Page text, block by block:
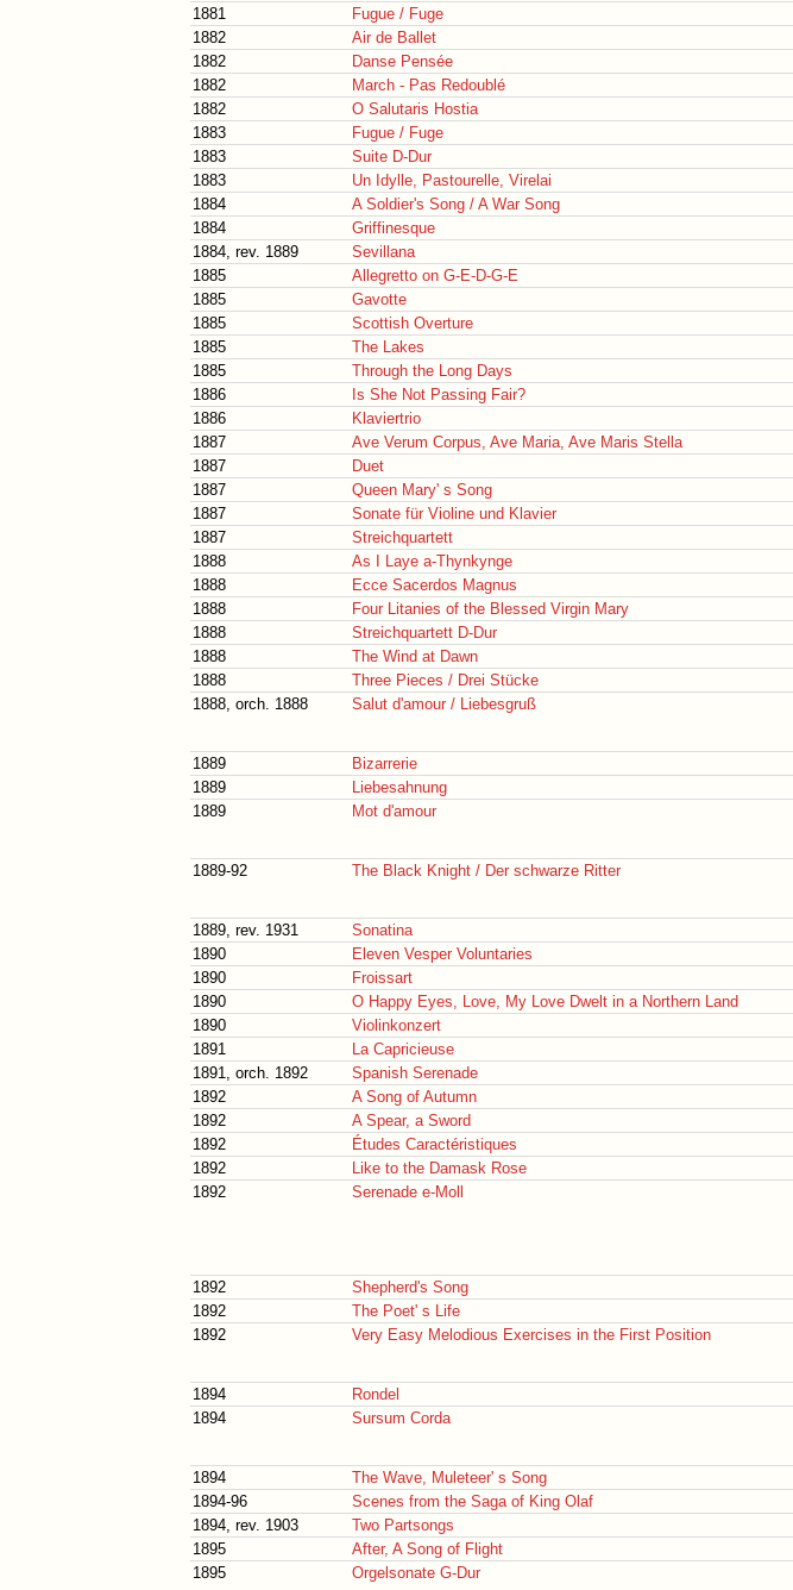
1881
Fugue / Fuge
1882
Air de Ballet
1882
Danse Pensée
1882
March - Pas Redoublé
1882
O Salutaris Hostia
1883
Fugue / Fuge
1883
Suite D-Dur
1883
Un Idylle, Pastourelle, Virelai
1884
A Soldier's Song / A War Song
1884
Griffinesque
1884, rev. 1889
Sevillana
1885
Allegretto on G-E-D-G-E
1885
Gavotte
1885
Scottish Overture
1885
The Lakes
1885
Through the Long Days
1886
Is She Not Passing Fair?
1886
Klaviertrio
1887
Ave Verum Corpus, Ave Maria, Ave Maris Stella
1887
Duet
1887
Queen Mary' s Song
1887
Sonate für Violine und Klavier
1887
Streichquartett
1888
As I Laye a-Thynkynge
1888
Ecce Sacerdos Magnus
1888
Four Litanies of the Blessed Virgin Mary
1888
Streichquartett D-Dur
1888
The Wind at Dawn
1888
Three Pieces / Drei Stücke
1888, orch. 1888
Salut d'amour / Liebesgruß
1889 Bizarrerie
1889
Liebesahnung
1889
Mot d'amour
1889-92 The Black Knight / Der schwarze Ritter
1889, rev. 1931 Sonatina
1890
Eleven Vesper Voluntaries
1890
Froissart
1890
O Happy Eyes, Love, My Love Dwelt in a Northern Land
1890
Violinkonzert
1891
La Capricieuse
1891, orch. 1892
Spanish Serenade
1892
A Song of Autumn
1892
A Spear, a Sword
1892
Études Caractéristiques
1892
Like to the Damask Rose
1892
Serenade e-Moll
1892 Shepherd's Song
1892
The Poet' s Life
1892
Very Easy Melodious Exercises in the First Position
1894 Rondel
1894
Sursum Corda
1894 The Wave, Muleteer' s Song
1894-96
Scenes from the Saga of King Olaf
1894, rev. 1903
Two Partsongs
1895
After, A Song of Flight
1895
Orgelsonate G-Dur